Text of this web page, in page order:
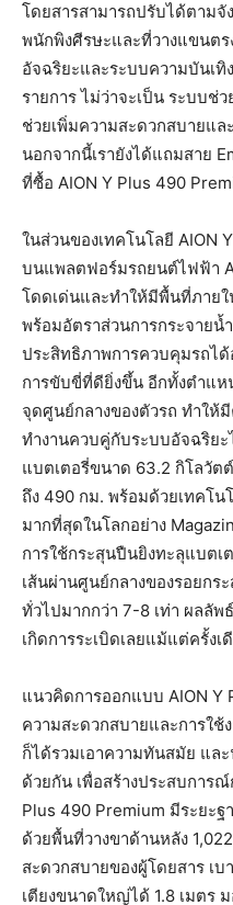
โดยสารสามารถปรับได้ตามจั
พนักพิงศีรษะและที่วางแขนต
อัจฉริยะและระบบความบันเทิ
รายการ ไม่ว่าจะเป็น ระบบช่
ช่วยเพิ่มความสะดวกสบายแ
นอกจากนี้เรายังได้แถมสาย
ที่ซื้อ AION Y Plus 490
ในส่วนของเทคโนโลยี AION
บนแพลตฟอร์มรถยนต์ไฟฟ้า
โดดเด่นและทำให้มีพื้นที่ภาย
พร้อมอัตราส่วนการกระจาย
ประสิทธิภาพการควบคุมรถไ
การขับขี่ที่ดียิ่งขึ้น อีกทั้งตำแห
จุดศูนย์กลางของตัวรถ ทำให้
ทำงานควบคู่กับระบบอัจฉริย
แบตเตอรี่ขนาด 63.2 กิโลวัต
ถึง 490 กม. พร้อมด้วยเทคโ
มากที่สุดในโลกอย่าง
การใช้กระสุนปืนยิงทะลุแบตเ
เส้นผ่านศูนย์กลางของรอยก
ทั่วไปมากกว่า 7-8 เท่า ผลลั
เกิดการระเบิดเลยแม้แต่ครั้งเ
แนวคิดการออกแบบ AION Y
ความสะดวกสบายและการใ
ก็ได้รวมเอาความทันสมัย แล
ด้วยกัน เพื่อสร้างประสบการ
Plus 490 Premium มีระยะ
ด้วยพื้นที่วางขาด้านหลัง
สะดวกสบายของผู้โดยสาร เ
เตียงขนาดใหญ่ได้ 1.8 เมตร